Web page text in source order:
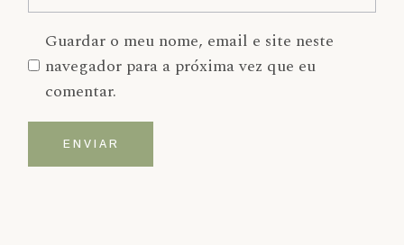
Guardar o meu nome, email e site neste
navegador para a próxima vez que eu
comentar.
ENVIAR